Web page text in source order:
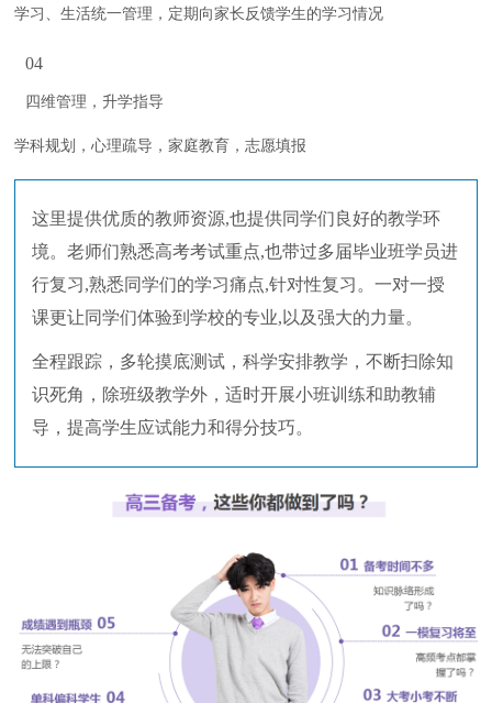
学习、生活统一管理，定期向家长反馈学生的学习情况
04
四维管理，升学指导
学科规划，心理疏导，家庭教育，志愿填报
这里提供优质的教师资源,也提供同学们良好的教学环
境。老师们熟悉高考考试重点,也带过多届毕业班学员进
行复习,熟悉同学们的学习痛点,针对性复习。一对一授
课更让同学们体验到学校的专业,以及强大的力量。
全程跟踪，多轮摸底测试，科学安排教学，不断扫除知
识死角，除班级教学外，适时开展小班训练和助教辅
导，提高学生应试能力和得分技巧。